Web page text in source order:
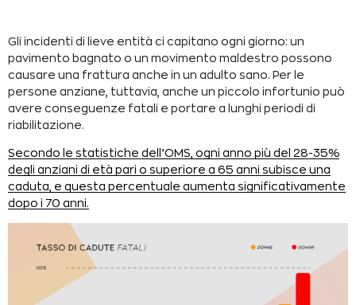
Gli incidenti di lieve entità ci capitano ogni giorno: un
pavimento bagnato o un movimento maldestro possono
causare una frattura anche in un adulto sano. Per le
persone anziane, tuttavia, anche un piccolo infortunio può
avere conseguenze fatali e portare a lunghi periodi di
riabilitazione.
Secondo le statistiche dell’OMS, ogni anno più del 28-35%
degli anziani di età pari o superiore a 65 anni subisce una
caduta, e questa percentuale aumenta significativamente
dopo i 70 anni.